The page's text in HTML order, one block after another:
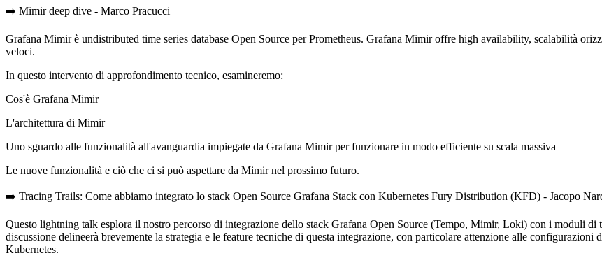
➡️ Mimir deep dive - Marco Pracucci
Grafana Mimir è undistributed time series database Open Source per Prometheus. Grafana Mimir offre high availability, scalabilità
veloci.
In questo intervento di approfondimento tecnico, esamineremo:
Cos'è Grafana Mimir
L'architettura di Mimir
Uno sguardo alle funzionalità all'avanguardia impiegate da Grafana Mimir per funzionare in modo efficiente su scala massiva
Le nuove funzionalità e ciò che ci si può aspettare da Mimir nel prossimo futuro.
➡️ Tracing Trails: Come abbiamo integrato lo stack Open Source Grafana Stack con Kubernetes Fury Distribution (KFD) - Jacopo
Questo lightning talk esplora il nostro percorso di integrazione dello stack Grafana Open Source (Tempo, Mimir, Loki) con i moduli
discussione delineerà brevemente la strategia e le feature tecniche di questa integrazione, con particolare attenzione alle
Kubernetes.